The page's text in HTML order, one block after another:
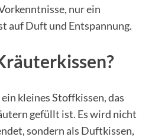
nur ein
auf Duft und Entspannung.
kleines Stoffkissen, das
gefüllt ist. Es wird nicht
sondern als Duftkissen,